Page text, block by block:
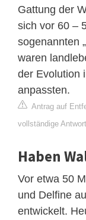
Gattung der
sich vor 60 –
sogenannten
waren
der Evolution
anpassten.
Antrag auf
vollständige
Haben
Vor etwa 50
und Delfine
entwickelt.